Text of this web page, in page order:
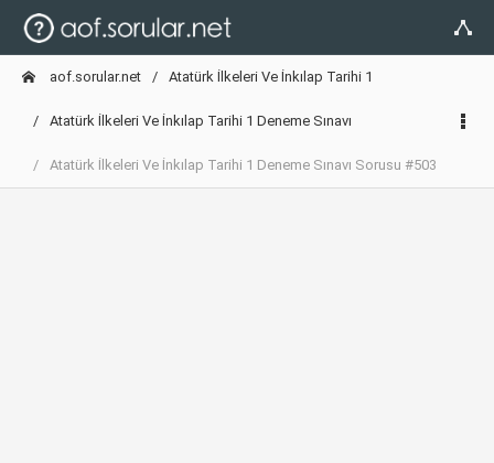
aof.sorular.net Atatürk İlkeleri Ve İnkılap Tarihi 1
Atatürk İlkeleri Ve İnkılap Tarihi 1 Deneme Sınavı
Atatürk İlkeleri Ve İnkılap Tarihi 1 Deneme Sınavı Sorusu #503